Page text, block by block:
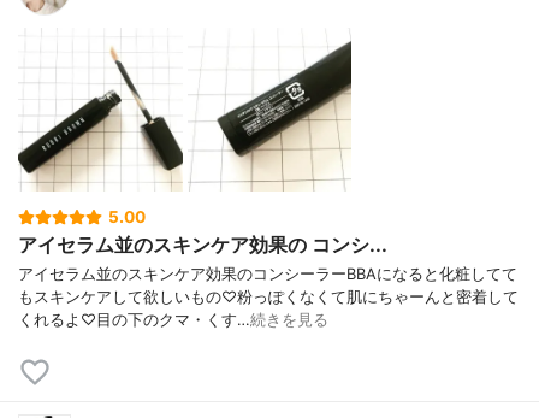
5.00
アイセラム並のスキンケア効果の コンシ...
アイセラム並のスキンケア効果のコンシーラーBBAになると化粧してて
もスキンケアして欲しいもの♡粉っぽくなくて肌にちゃーんと密着して
くれるよ♡目の下のクマ・くす…続きを見る